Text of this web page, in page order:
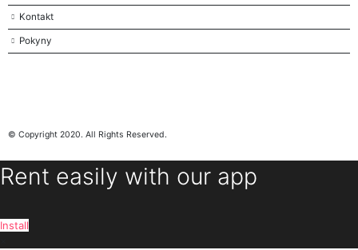
Kontakt
Pokyny
© Copyright 2020. All Rights Reserved.
Rent easily with our app
Install